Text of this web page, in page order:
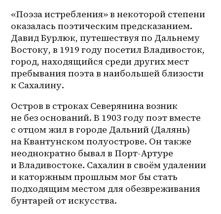
«Поэза истребления» в некоторой степени
оказалась поэтическим предсказанием.
Давид Бурлюк, путешествуя по Дальнему
Востоку, в 1919 году посетил Владивосток,
город, находящийся среди других мест
пребывания поэта в наибольшей близости
к Сахалину.
Остров в строках Северянина возник
не без оснований. В 1903 году поэт вместе
с отцом жил в городе Дальний (Далянь)
на Квантунском полуострове. Он также
неоднократно бывал в Порт-Артуре
и Владивостоке. Сахалин в своём удалении
и каторжным прошлым мог бы стать
подходящим местом для обезвреживания
бунтарей от искусства.